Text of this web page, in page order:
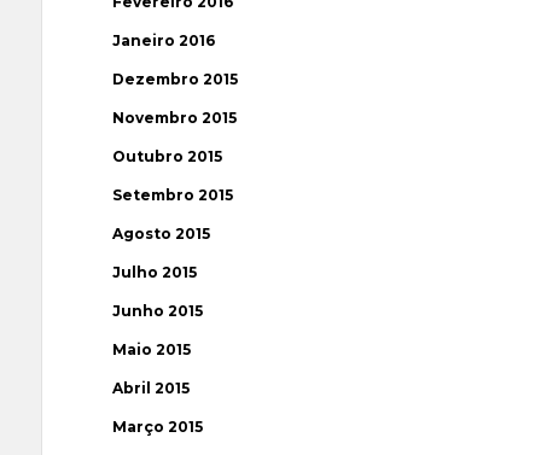
Janeiro 2016
Dezembro 2015
Novembro 2015
Outubro 2015
Setembro 2015
Agosto 2015
Julho 2015
Junho 2015
Maio 2015
Abril 2015
Março 2015